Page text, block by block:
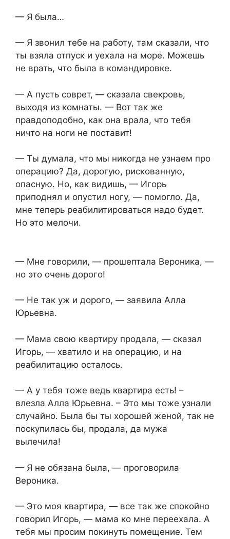
— Я была…
— Я звонил тебе на работу, там сказали, что
ты взяла отпуск и уехала на море. Можешь
не врать, что была в командировке.
— А пусть соврет, — сказала свекровь,
выходя из комнаты. — Вот так же
правдоподобно, как она врала, что тебя
ничто на ноги не поставит!
— Ты думала, что мы никогда не узнаем про
операцию? Да, дорогую, рискованную,
опасную. Но, как видишь, — Игорь
приподнял и опустил ногу, — помогло. Да,
мне теперь реабилитироваться надо будет.
Но это мелочи.
— Мне говорили, — прошептала Вероника, —
но это очень дорого!
— Не так уж и дорого, — заявила Алла
Юрьевна.
— Мама свою квартиру продала, — сказал
Игорь, — хватило и на операцию, и на
реабилитацию осталось.
— А у тебя тоже ведь квартира есть! –
влезла Алла Юрьевна. – Это мы тоже узнали
случайно. Была бы ты хорошей женой, так не
поскупилась бы, продала, да мужа
вылечила!
— Я не обязана была, — проговорила
Вероника.
— Это моя квартира, — все так же спокойно
говорил Игорь, — мама ко мне переехала. А
тебя мы просим покинуть помещение. Тем